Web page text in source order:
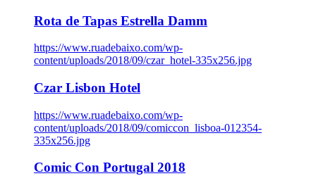
Rota de Tapas Estrella Damm
https://www.ruadebaixo.com/wp-
content/uploads/2018/09/czar_hotel-335x256.jpg
Czar Lisbon Hotel
https://www.ruadebaixo.com/wp-
content/uploads/2018/09/comiccon_lisboa-012354-
335x256.jpg
Comic Con Portugal 2018